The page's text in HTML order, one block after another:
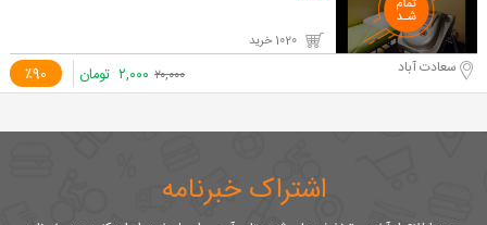
٪90 سعادت آباد ۲۰,۰۰۰ ۲,۰۰۰ تومان
اشتراک خبرنامه